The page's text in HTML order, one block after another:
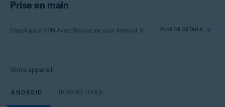
Prise en main
S’applique à VPN Avast SecureLine pour Android, VPN Avast SecureLine pour iOS PLUS DE DÉTAILS
Produits:
VPN Avast SecureLine 6.x pour iOS
Votre appareil:
ANDROID IPHONE/IPAD